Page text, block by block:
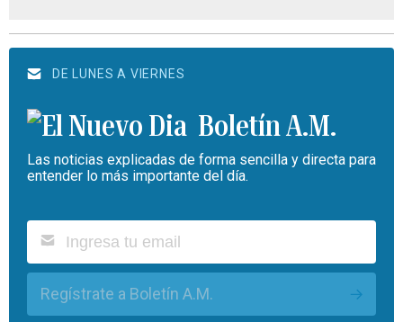
DE LUNES A VIERNES
Boletín A.M.
Las noticias explicadas de forma sencilla y directa para
entender lo más importante del día.
Regístrate a Boletín A.M.